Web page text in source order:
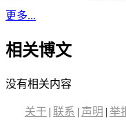
更多...
相关博文
没有相关内容
关于 | 联系 | 声明 | 举